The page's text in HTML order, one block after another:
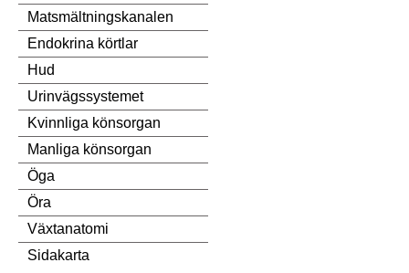
Matsmältningskanalen
Endokrina körtlar
Hud
Urinvägssystemet
Kvinnliga könsorgan
Manliga könsorgan
Öga
Öra
Växtanatomi
Sidakarta